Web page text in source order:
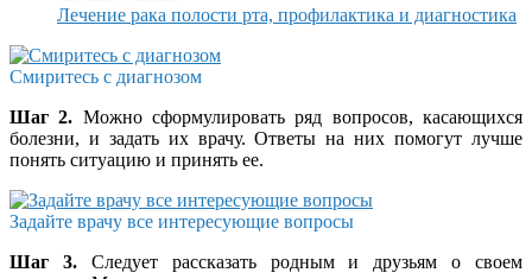
Лечение рака полости рта, профилактика и диагностика
Смиритесь с диагнозом
Шаг 2. Можно сформулировать ряд вопросов, касающихся
болезни, и задать их врачу. Ответы на них помогут лучше
понять ситуацию и принять ее.
Задайте врачу все интересующие вопросы
Шаг 3.Следует рассказать родным и друзьям о своем